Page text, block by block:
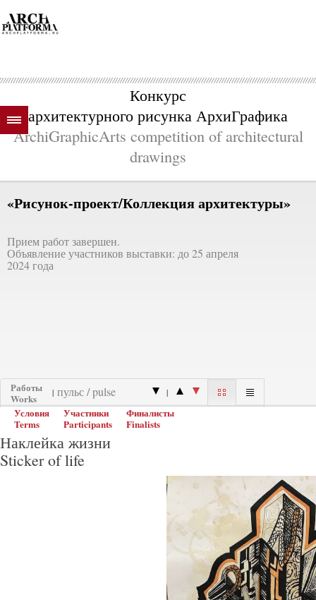
Конкурс
архитектурного рисунка АрхиГрафика
ArchiGraphicArts competition of architectural
drawings
«Рисунок-проект/Коллекция архитектуры»
Прием работ завершен.
Объявление участников выставки: до 25 апреля
2024 года
Работы
Works
| |
Условия
Terms
Участники
Participants
Финалисты
Finalists
Наклейка жизни
Sticker of life